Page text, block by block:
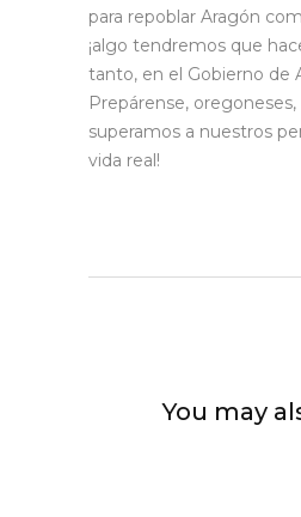
para repoblar Aragón
¡algo tendremos que
tanto, en el Gobierno de
Prepárense, oregoneses,
superamos a nuestros
vida real!
You may